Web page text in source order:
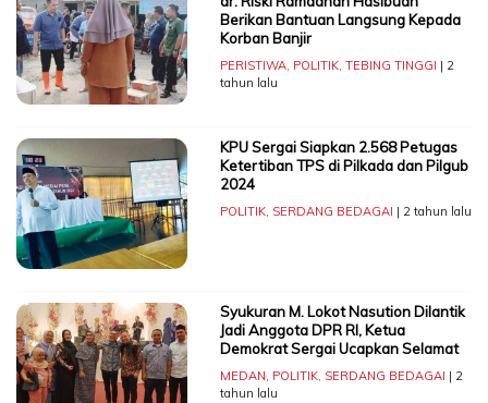
Berikan Bantuan Langsung Kepada
Korban Banjir
PERISTIWA, POLITIK, TEBING TINGGI | 2
tahun lalu
KPU Sergai Siapkan 2.568 Petugas
Ketertiban TPS di Pilkada dan Pilgub
2024
POLITIK, SERDANG BEDAGAI | 2 tahun lalu
Syukuran M. Lokot Nasution Dilantik
Jadi Anggota DPR RI, Ketua
Demokrat Sergai Ucapkan Selamat
MEDAN, POLITIK, SERDANG BEDAGAI | 2
tahun lalu